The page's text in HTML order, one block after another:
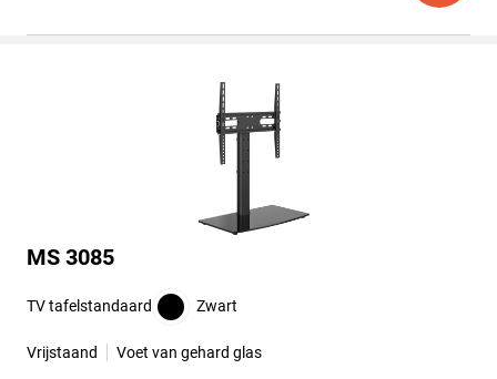
11
MS 3085
TV tafelstandaard Zwart
Vrijstaand Voet van gehard glas